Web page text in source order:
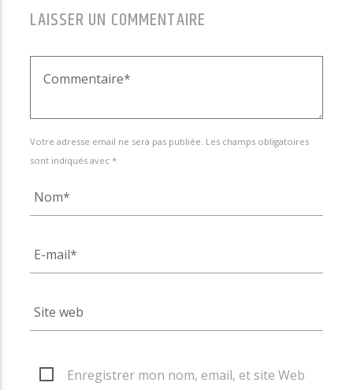
LAISSER UN COMMENTAIRE
Votre adresse email ne sera pas publiée. Les champs obligatoires
sont indiqués avec *
Enregistrer mon nom, email, et site Web